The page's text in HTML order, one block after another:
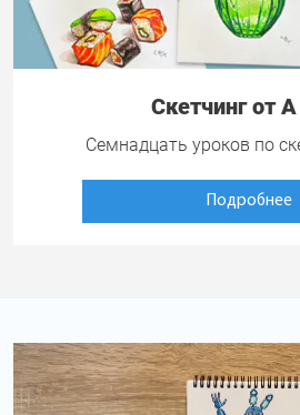
Скетчинг от
Семнадцать уроков по
Подробнее